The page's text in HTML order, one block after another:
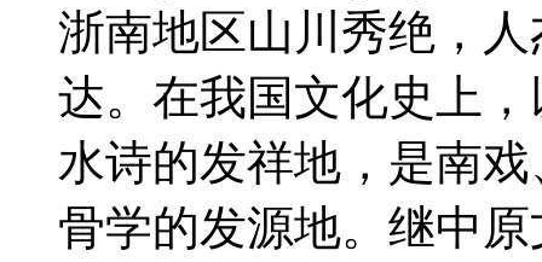
浙南地区山川秀绝，
达。在我国文化史上
水诗的发祥地，是南
骨学的发源地。继中